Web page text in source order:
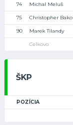
74 Michal Meluš
75 Christopher Bako
90 Marek Tilandy
Celkovo
ŠKP
POZÍCIA